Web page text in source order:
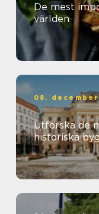
De mest
världen
08.
Utforska de
historiska